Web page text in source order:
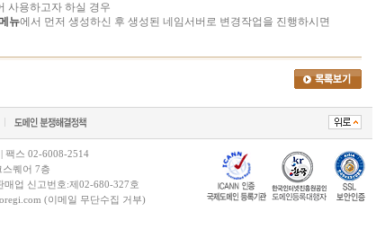
사용하고자 하실 경우
뉴에서 먼저 생성하신 후 생성된 네임서버로 변경작업을 진행하시면
팩스 02-6008-2514
퀘어 7층
업 신고번호:제02-680-327호
(이메일 무단수집 거부)